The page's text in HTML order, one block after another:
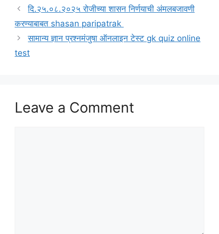
दि.२५.०८.२०२५ रोजीच्या शासन निर्णयाची अंमलबजावणी
करण्याबाबत shasan paripatrak
सामान्य ज्ञान प्रश्नमंजुषा ऑनलाइन टेस्ट gk quiz online
test
Leave a Comment